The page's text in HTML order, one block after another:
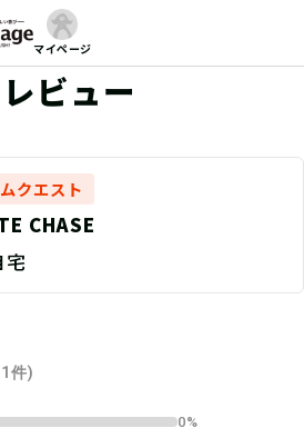
マイページ
ビュー
クエスト
CHASE
宅
件)
0%